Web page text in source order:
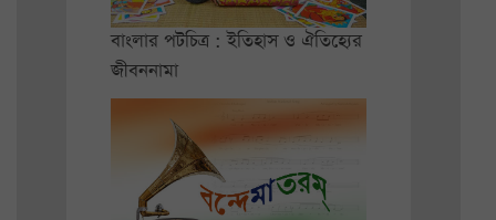
বাংলার পটচিত্র : ইতিহাস ও ঐতিহ্যের
জীবননামা